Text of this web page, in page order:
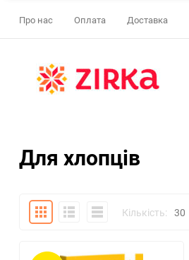
Про нас Оплата Доставка
Для хлопців
ПлиткаДетальноСписок Кількість: 30
30